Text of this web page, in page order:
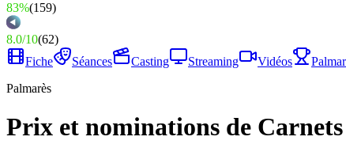
83%(159)
8.0/10(62)
Fiche
Séances Casting Streaming Vidéos
Palmarès
Prix et nominations de Carnets